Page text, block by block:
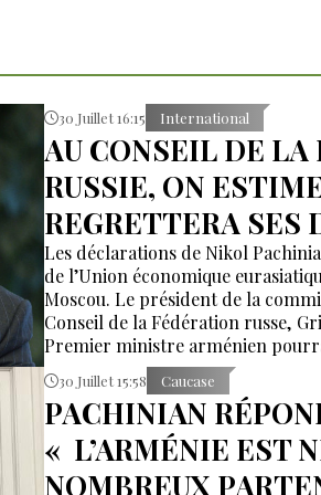
30 Juillet 16:15 International
AU CONSEIL DE
RUSSIE, ON
REGRETTERA SES
Les déclarations de Nikol
de l’Union économique
Moscou. Le président de la
Conseil de la Fédération russe,
Premier ministre arménien
trop émotionnels, appelant à les
30 Juillet 15:58 Caucase
PACHINIAN
« L’ARMÉNIE EST
NOMBREUX